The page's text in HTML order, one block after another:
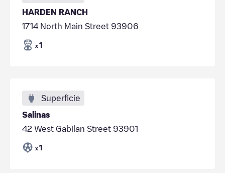
HARDEN RANCH
1714 North Main Street 93906
x 1
Superficie
Salinas
42 West Gabilan Street 93901
x 1